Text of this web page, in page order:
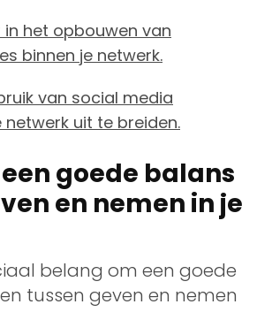
in het opbouwen van
binnen je netwerk.
van social media
uit te breiden.
goede balans
en nemen in je
belang om een goede
tussen geven en nemen